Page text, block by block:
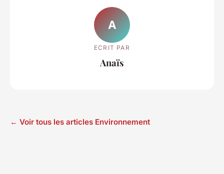
A
ECRIT PAR
Anaïs
← Voir tous les articles Environnement